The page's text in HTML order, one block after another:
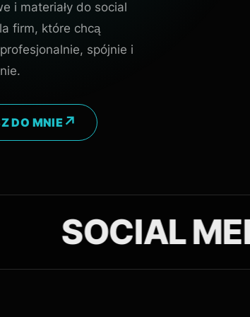
i materiały do social
firm, które chcą
spójnie i
DO MNIE
MEDIA↘